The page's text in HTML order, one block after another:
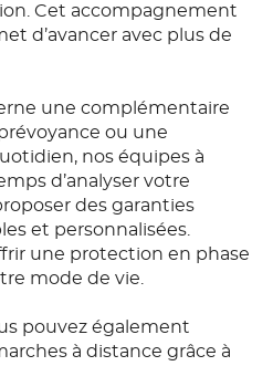
Cet accompagnement
d’avancer avec plus de
une complémentaire
ou une
nos équipes à
d’analyser votre
des garanties
et personnalisées.
une protection en phase
mode de vie.
pouvez également
à distance grâce à